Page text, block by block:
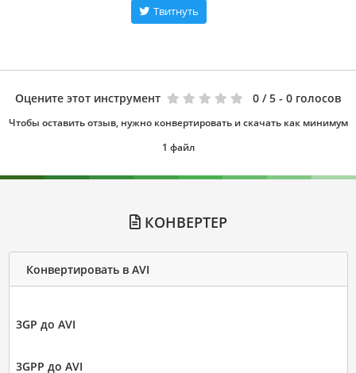
Твитнуть
Оцените этот инструмент 0 / 5 - 0 голосов
Чтобы оставить отзыв, нужно конвертировать и скачать как минимум
1 файл
КОНВЕРТЕР
Конвертировать в AVI
3GP до AVI
3GPP до AVI